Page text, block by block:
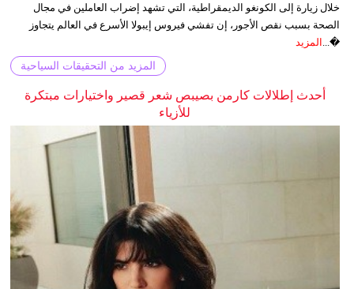
خلال زيارة إلى الكونغو الديمقراطية، التي تشهد إضراب العاملين في مجال
الصحة بسبب نقص الأجور، إن تفشي فيروس إيبولا الأسرع في العالم يتجاوز
�... المزيد
المزيد من التحقيقات السياحية
أحدث إطلالات كارمن بصيبص شعر قصير واختيارات مبتكرة
للأزياء